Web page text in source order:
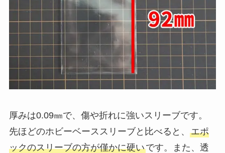
厚みは0.09㎜で、傷や折れに強いスリーブです。
先ほどのホビーベーススリーブと比べると、 エポ
ックのスリーブの方が僅かに硬いです。また、透